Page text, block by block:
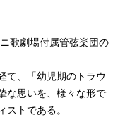
歌劇場付属管弦楽団の
て、「幼児期のトラウ
な思いを、様々な形で
ストである。